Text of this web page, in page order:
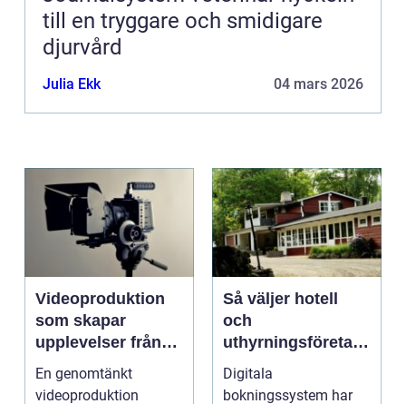
till en tryggare och smidigare
djurvård
Julia Ekk 04 mars 2026
Videoproduktion
som skapar
upplevelser från
idé till färdig
sändning
En genomtänkt
videoproduktion
Så väljer hotell
och
uthyrningsföretag
rätt
bokningssystem
Digitala
bokningssystem har